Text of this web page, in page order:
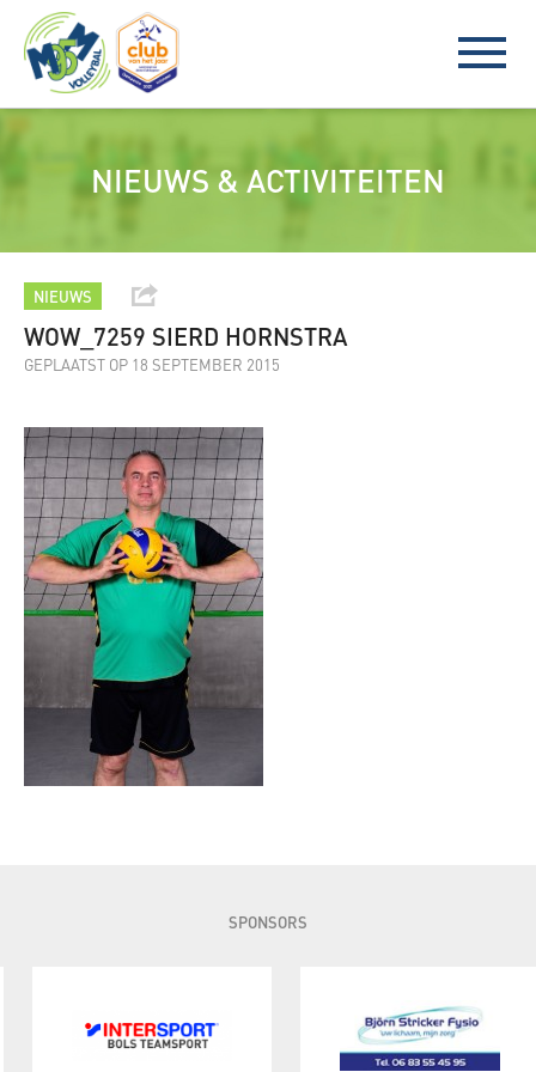
NIEUWS & ACTIVITEITEN
NIEUWS
WOW_7259 SIERD HORNSTRA
GEPLAATST OP 18 SEPTEMBER 2015
SPONSORS